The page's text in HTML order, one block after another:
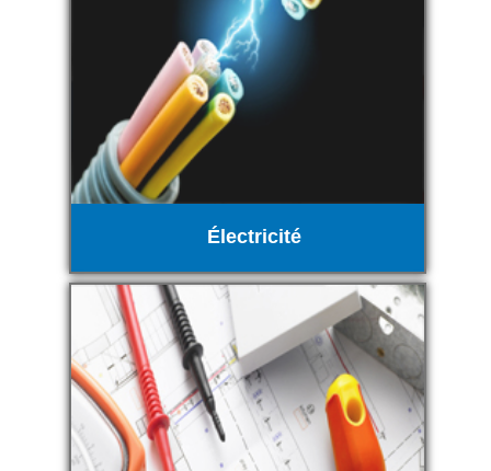
Électricité